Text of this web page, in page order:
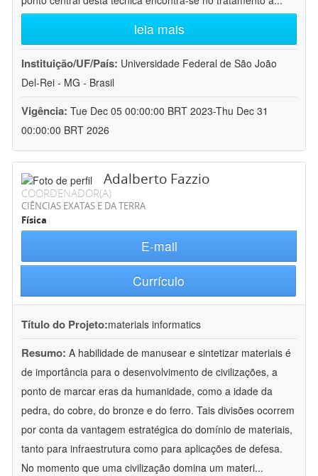
leia mais
Instituição/UF/País: Universidade Federal de São João
Del-Rei - MG - Brasil
Vigência: Tue Dec 05 00:00:00 BRT 2023-Thu Dec 31
00:00:00 BRT 2026
Adalberto Fazzio
COORDENADOR(A)
CIÊNCIAS EXATAS E DA TERRA
Física
E-mail
Currículo
Título do Projeto:materials informatics
Resumo: A habilidade de manusear e sintetizar materiais é
de importância para o desenvolvimento de civilizações, a
ponto de marcar eras da humanidade, como a idade da
pedra, do cobre, do bronze e do ferro. Tais divisões ocorrem
por conta da vantagem estratégica do domínio de materiais,
tanto para infraestrutura como para aplicações de defesa.
No momento que uma civilização domina um materi...